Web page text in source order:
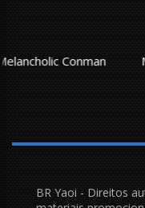
BR Yaoi - Direitos